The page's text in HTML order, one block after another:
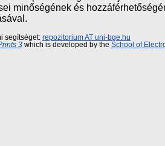
minőségének és
segítséget: repozitorium AT uni-bge.hu
3 which is developed by the School of